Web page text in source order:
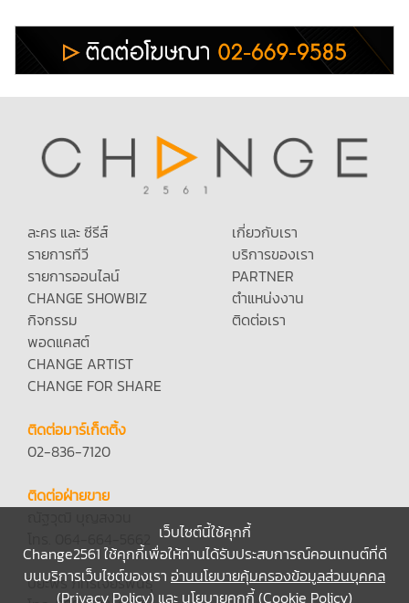
ละคร และ ซีรีส์
รายการทีวี
รายการออนไลน์
CHANGE SHOWBIZ
กิจกรรม
พอดแคสต์
CHANGE ARTIST
CHANGE FOR SHARE
เกี่ยวกับเรา
บริการของเรา
PARTNER
ตำแหน่งงาน
ติดต่อเรา
ติดต่อมาร์เก็ตติ้ง
02-836-7120
ติดต่อฝ่ายขาย
โทร. 064-664-5662
ปิยะพร ภัทรเจียรพันธุ์
เว็บไซต์นี้ใช้คุกกี้
Change2561 ใช้คุกกี้เพื่อให้ท่านได้รับประสบการณ์คอนเทนต์ที่ดี
บนบริการเว็บไซต์ของเรา อ่านนโยบายคุ้มครองข้อมูลส่วนบุคคล
(Privacy Policy) และ นโยบายคุกกี้ (Cookie Policy)